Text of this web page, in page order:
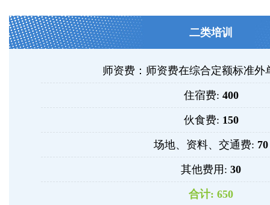
二类培训
师资费：师资费在综合定额标准外
住宿费: 400
伙食费: 150
场地、资料、交通费: 70
其他费用: 30
合计: 650